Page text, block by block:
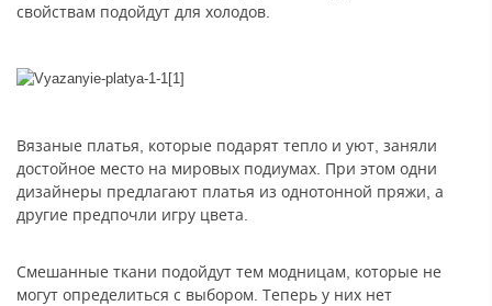
свойствам подойдут для холодов.
Вязаные платья, которые подарят тепло и уют, заняли
достойное место на мировых подиумах. При этом одни
дизайнеры предлагают платья из однотонной пряжи, а
другие предпочли игру цвета.
Смешанные ткани подойдут тем модницам, которые не
могут определиться с выбором. Теперь у них нет